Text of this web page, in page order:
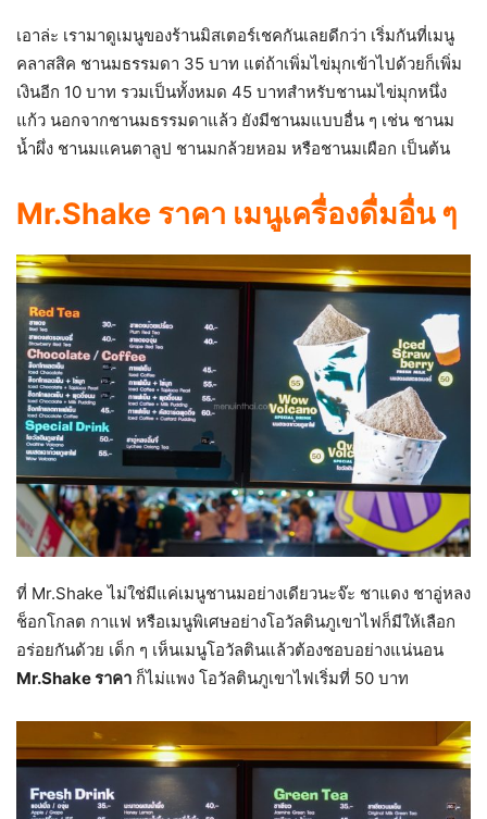
เอาล่ะ เรามาดูเมนูของร้านมิสเตอร์เชคกันเลยดีกว่า เริ่มกันที่เมนู
คลาสสิค ชานมธรรมดา 35 บาท แต่ถ้าเพิ่มไข่มุกเข้าไปด้วยก็เพิ่ม
เงินอีก 10 บาท รวมเป็นทั้งหมด 45 บาทสำหรับชานมไข่มุกหนึ่ง
แก้ว นอกจากชานมธรรมดาแล้ว ยังมีชานมแบบอื่น ๆ เช่น ชานม
น้ำผึ่ง ชานมแคนตาลูป ชานมกล้วยหอม หรือชานมเผือก เป็นต้น
Mr.Shake ราคา เมนูเครื่องดื่มอื่น ๆ
ที่ Mr.Shake ไม่ใช่มีแค่เมนูชานมอย่างเดียวนะจ๊ะ ชาแดง ชาอู่หลง
ช็อกโกลต กาแฟ หรือเมนูพิเศษอย่างโอวัลตินภูเขาไฟก็มีให้เลือก
อร่อยกันด้วย เด็ก ๆ เห็นเมนูโอวัลตินแล้วต้องชอบอย่างแน่นอน
Mr.Shake ราคา ก็ไม่แพง โอวัลตินภูเขาไฟเริ่มที่ 50 บาท